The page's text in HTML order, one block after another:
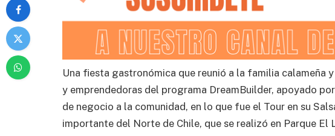
Una fiesta gastronómica que reunió a la familia calameña
y emprendedoras del programa DreamBuilder, apoyado
de negocio a la comunidad, en lo que fue el Tour en su
importante del Norte de Chile, que se realizó en Parque El